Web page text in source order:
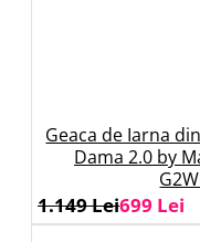
Geaca de Iarna
Dama 2.0 by
699 Lei
1.149 Lei